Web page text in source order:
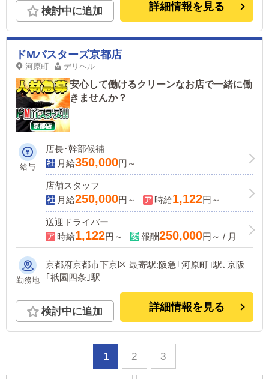
検討中に追加 詳細情報を見る
ドМバスターズ京都店
河原町 デリヘル
安心して働けるクリーンなお店で一緒に働
きませんか？
給与
店長･幹部候補
月給350,000円～
店舗スタッフ
月給250,000円～ 時給1,122円～
送迎ドライバー
時給1,122円～ 報酬250,000円～ / 月
勤務地
京都府京都市下京区 最寄駅:阪急｢河原町｣駅､京阪
｢祇園四条｣駅
検討中に追加 詳細情報を見る
1 2 3